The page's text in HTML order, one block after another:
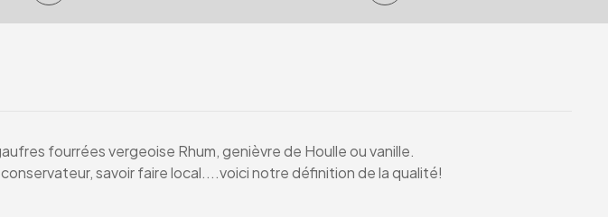
fourrées vergeoise Rhum, genièvre de Houlle ou vanille.
savoir faire local....voici notre définition de la qualité!